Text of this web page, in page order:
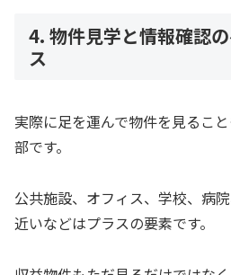
4. 物件見学と情報確認
ス
実際に足を運んで物件を見るこ
部です。
公共施設、オフィス、学校、病
近いなどはプラスの要素です。